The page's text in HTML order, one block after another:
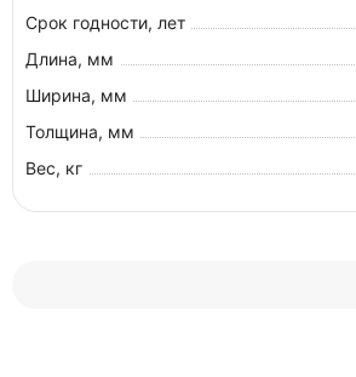
Срок годности, лет
Длина, мм
Ширина, мм
Толщина, мм
Вес, кг